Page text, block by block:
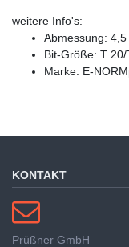
weitere Info's:
Abmessung:
Bit-Größe: T
Marke: E-
KONTAKT
Prüßner GmbH